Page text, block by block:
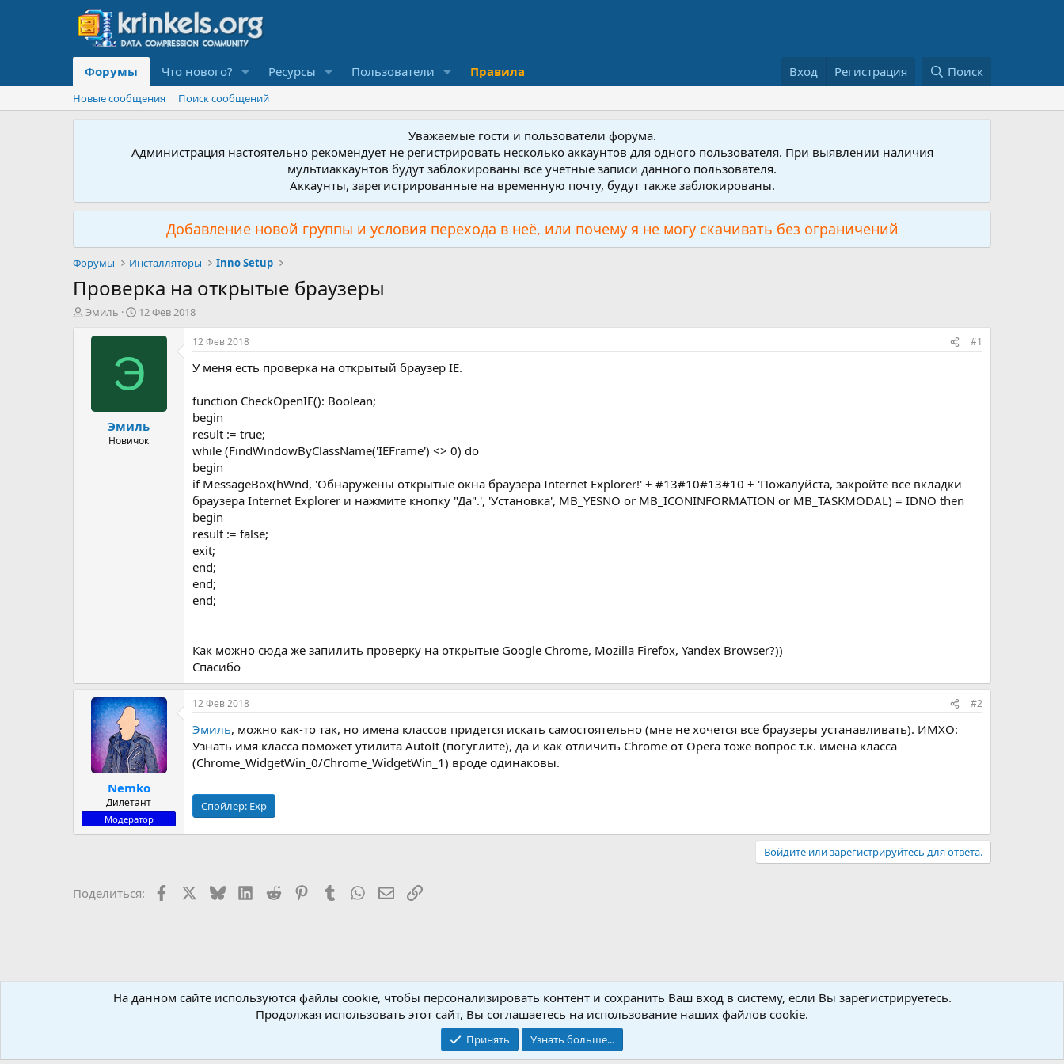
Форумы Что нового? Ресурсы Пользователи Правила Вход Регистрация Поиск
Новые сообщения Поиск сообщений
Уважаемые гости и пользователи форума.
Администрация настоятельно рекомендует не регистрировать несколько аккаунтов для одного пользователя. При выявлении наличия
мультиаккаунтов будут заблокированы все учетные записи данного пользователя.
Аккаунты, зарегистрированные на временную почту, будут также заблокированы.
Добавление новой группы и условия перехода в неё, или почему я не могу скачивать без ограничений
Форумы Инсталляторы Inno Setup
Проверка на открытые браузеры
А
м
Эмиль
Д
т
н
а
а
л
а
12 Фев 2018
Э
Эмиль
Новичок
12 Фев 2018 #1
У меня есть проверка на открытый браузер IE.
function CheckOpenIE(): Boolean;
begin
result := true;
while (FindWindowByClassName('IEFrame') <> 0) do
begin
if MessageBox(hWnd, 'Обнаружены открытые окна браузера Internet Explorer!' + #13#10#13#10 + 'Пожалуйста, закройте все вкладки
браузера Internet Explorer и нажмите кнопку "Да".', 'Установка', MB_YESNO or MB_ICONINFORMATION or MB_TASKMODAL) = IDNO then
begin
result := false;
exit;
end;
end;
end;
Как можно сюда же запилить проверку на открытые Google Chrome, Mozilla Firefox, Yandex Browser?))
Спасибо
Nemko
Дилетант
Модератор
12 Фев 2018 #2
Эмиль, можно как-то так, но имена классов придется искать самостоятельно (мне не хочется все браузеры устанавливать). ИМХО:
Узнать имя класса поможет утилита AutoIt (погуглите), да и как отличить Chrome от Opera тоже вопрос т.к. имена класса
(Chrome_WidgetWin_0/Chrome_WidgetWin_1) вроде одинаковы.
Спойлер: Exp
Войдите или зарегистрируйтесь для ответа.
Поделиться: FacebookX (Twitter)
BlueskyLinkedIn
Reddit PinterestTumblr WhatsApp
Электронная почта
Ссылка
Инсталляторы Inno Setup
Обратная связь
На данном сайте используются файлы cookie, чтобы персонализировать контент и сохранить Ваш вход в систему, если Вы зарегистрируетесь.
Продолжая использовать этот сайт, Вы соглашаетесь на использование наших файлов cookie.
Принять Узнать больше...